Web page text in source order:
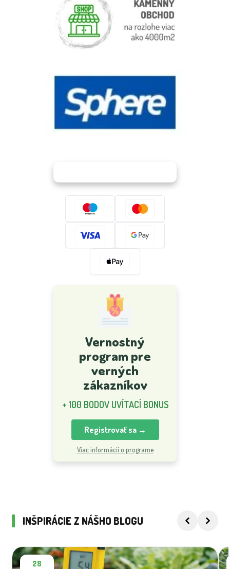
Vernostný
program pre
verných
zákazníkov
+ 100 BODOV UVÍTACÍ BONUS
Registrovať sa →
Viac informácií o programe
INŠPIRÁCIE Z NÁŠHO BLOGU
28